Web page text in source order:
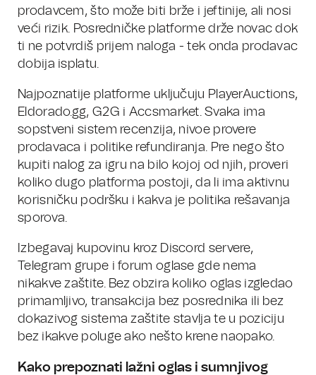
prodavcem, što može biti brže i jeftinije, ali nosi
veći rizik. Posredničke platforme drže novac dok
ti ne potvrdiš prijem naloga - tek onda prodavac
dobija isplatu.
Najpoznatije platforme uključuju PlayerAuctions,
Eldorado.gg, G2G i Accsmarket. Svaka ima
sopstveni sistem recenzija, nivoe provere
prodavaca i politike refundiranja. Pre nego što
kupiti nalog za igru na bilo kojoj od njih, proveri
koliko dugo platforma postoji, da li ima aktivnu
korisničku podršku i kakva je politika rešavanja
sporova.
Izbegavaj kupovinu kroz Discord servere,
Telegram grupe i forum oglase gde nema
nikakve zaštite. Bez obzira koliko oglas izgledao
primamljivo, transakcija bez posrednika ili bez
dokazivog sistema zaštite stavlja te u poziciju
bez ikakve poluge ako nešto krene naopako.
Kako prepoznati lažni oglas i sumnjivog